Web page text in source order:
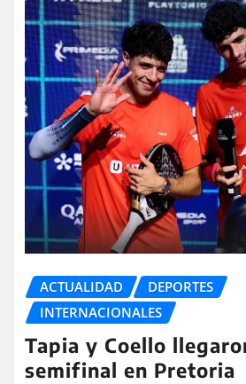
ACTUALIDAD
DEPORTES
INTERNACIONALES
Tapia y Coello
semifinal en Pretoria